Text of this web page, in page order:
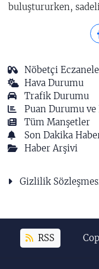
buluştururken,
Nöbetçi
Hava Durumu
Trafik Durumu
Puan Durumu
Tüm Manşetler
Son Dakika
Haber Arşivi
Gizlilik
RSS